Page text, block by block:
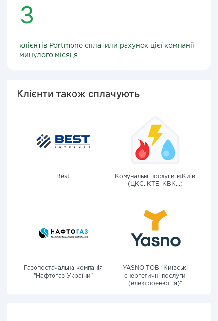
3
клієнтів Portmone сплатили рахунок цієї компанії
минулого місяця
Клієнти також сплачують
Best
Комунальні послуги м.Київ
(ЦКС, КТЕ, КВК...)
Газопостачальна компанія
"Нафтогаз України"
YASNO ТОВ "Київські
енергетичні послуги
(електроенергія)"